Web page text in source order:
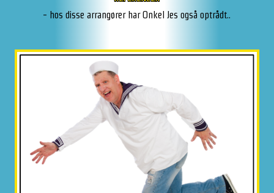
- hos disse arrangører har Onkel Jes også optrådt..